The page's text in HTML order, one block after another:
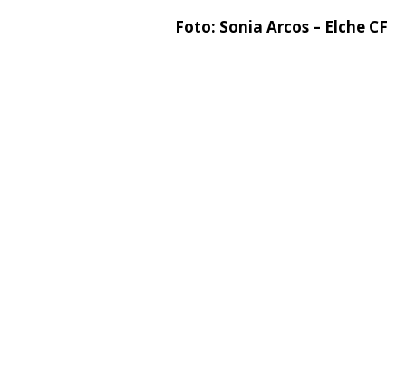
Foto: Sonia Arcos – Elche CF